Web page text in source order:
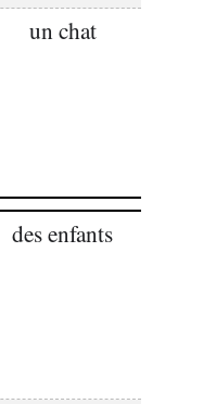
un chat
des enfants